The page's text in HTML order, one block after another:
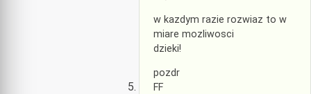
w kazdym razie rozwiaz to w
miare mozliwosci
dzieki!
pozdr
FF